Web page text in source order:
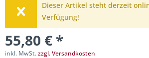
Dieser Artikel steht derzeit
Verfügung!
55,80 € *
inkl. MwSt.zzgl. Versandkosten